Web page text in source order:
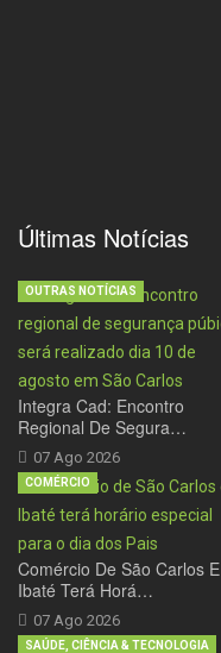
Últimas Notícias
Integra Cad: Encontro
Regional De Segura…
07 Ago 2026
OUTRAS NOTÍCIAS
Comércio De São Carlos E
Ibaté Terá Horá…
07 Ago 2026
COMÉRCIO
SAÚDE, CIÊNCIA & TECNOLOGIA